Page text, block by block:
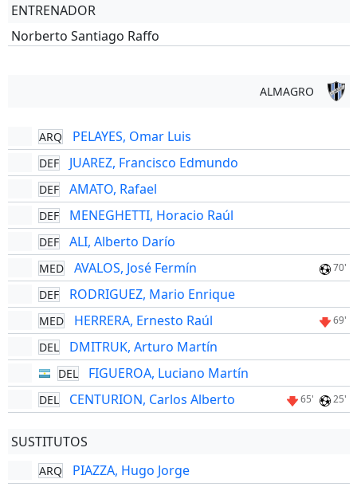
ENTRENADOR
Norberto Santiago Raffo
ALMAGRO
ARQ PELAYES, Omar Luis
DEF JUAREZ, Francisco Edmundo
DEF AMATO, Rafael
DEF MENEGHETTI, Horacio Raúl
DEF ALI, Alberto Darío
MED AVALOS, José Fermín 70'
DEF RODRIGUEZ, Mario Enrique
MED HERRERA, Ernesto Raúl 69'
DEL DMITRUK, Arturo Martín
DEL FIGUEROA, Luciano Martín
DEL CENTURION, Carlos Alberto 65' 25'
SUSTITUTOS
ARQ PIAZZA, Hugo Jorge